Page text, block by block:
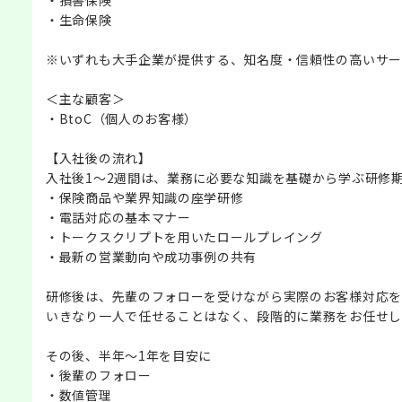
・生命保険
※いずれも大手企業が提供する、知名度・信頼性の高いサ
＜主な顧客＞
・BtoC（個人のお客様）
【入社後の流れ】
入社後1〜2週間は、業務に必要な知識を基礎から学ぶ研修
・保険商品や業界知識の座学研修
・電話対応の基本マナー
・トークスクリプトを用いたロールプレイング
・最新の営業動向や成功事例の共有
研修後は、先輩のフォローを受けながら実際のお客様対応
いきなり一人で任せることはなく、段階的に業務をお任せ
その後、半年～1年を目安に
・後輩のフォロー
・数値管理